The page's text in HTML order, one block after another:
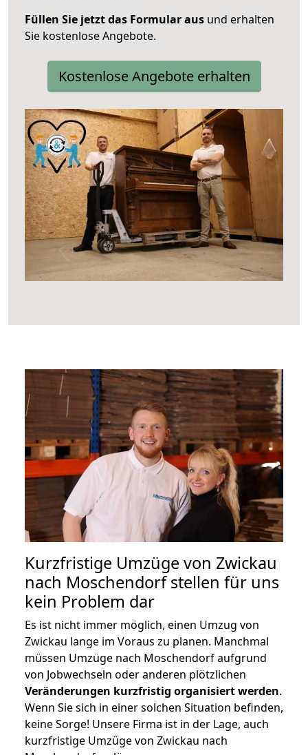
Füllen Sie jetzt das Formular aus und erhalten
Sie kostenlose Angebote.
Kostenlose Angebote erhalten
Kurzfristige Umzüge von Zwickau
nach Moschendorf stellen für uns
kein Problem dar
Es ist nicht immer möglich, einen Umzug von
Zwickau lange im Voraus zu planen. Manchmal
müssen Umzüge nach Moschendorf aufgrund
von Jobwechseln oder anderen plötzlichen
Veränderungen kurzfristig organisiert werden.
Wenn Sie sich in einer solchen Situation befinden,
keine Sorge! Unsere Firma ist in der Lage, auch
kurzfristige Umzüge von Zwickau nach